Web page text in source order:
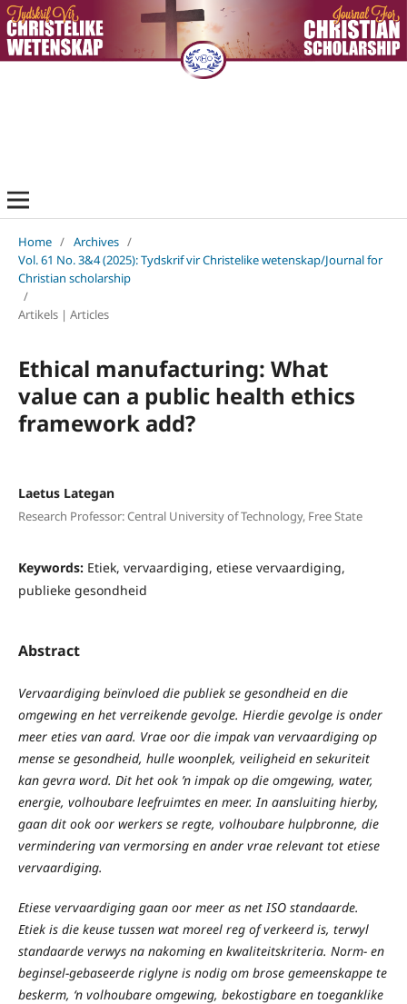
Home / Archives /
Vol. 61 No. 3&4 (2025): Tydskrif vir Christelike wetenskap/Journal for
Christian scholarship
/
Artikels | Articles
Ethical manufacturing: What
value can a public health ethics
framework add?
Laetus Lategan
Research Professor: Central University of Technology, Free State
Keywords: Etiek, vervaardiging, etiese vervaardiging,
publieke gesondheid
Abstract
Vervaardiging beïnvloed die publiek se gesondheid en die
omgewing en het verreikende gevolge. Hierdie gevolge is onder
meer eties van aard. Vrae oor die impak van vervaardiging op
mense se gesondheid, hulle woonplek, veiligheid en sekuriteit
kan gevra word. Dit het ook ’n impak op die omgewing, water,
energie, volhoubare leefruimtes en meer. In aansluiting hierby,
gaan dit ook oor werkers se regte, volhoubare hulpbronne, die
vermindering van vermorsing en ander vrae relevant tot etiese
vervaardiging.
Etiese vervaardiging gaan oor meer as net ISO standaarde.
Etiek is die keuse tussen wat moreel reg of verkeerd is, terwyl
standaarde verwys na nakoming en kwaliteitskriteria. Norm- en
beginsel-gebaseerde riglyne is nodig om brose gemeenskappe te
beskerm, ‘n volhoubare omgewing, bekostigbare en toeganklike